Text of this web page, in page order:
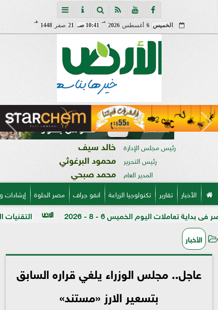
الخميس 6 أغسطس2026
مـ
10:41 صـ 21 صفر1448
هـ
رئيس مجلس الإدارة خالد سيف
رئيس التحرير محمود البرغوثي
المدير العام محمد صبحي
الأخبار تقارير تكنولوجيا الزراعة انفو جراف مصر الحلوة
التقنيات الخضراء الخميس 6 - 8 - 2026
الأخبار
عاجل.. مجلس الوزراء يلغي قراره السابق
بتسعير الارز «مستند»